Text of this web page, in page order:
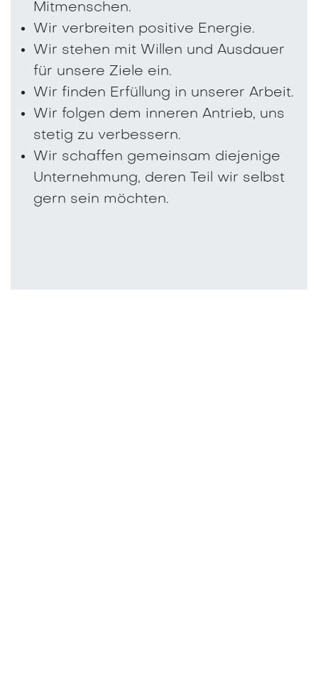
Mitmenschen.
Wir verbreiten positive Energie.
Wir stehen mit Willen und Ausdauer
für unsere Ziele ein.
Wir finden Erfüllung in unserer Arbeit.
Wir folgen dem inneren Antrieb, uns
stetig zu verbessern.
Wir schaffen gemeinsam diejenige
Unternehmung, deren Teil wir selbst
gern sein möchten.